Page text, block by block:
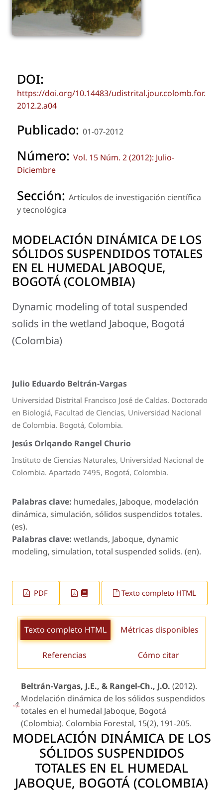
DOI:
https://doi.org/10.14483/udistrital.jour.colomb.for.
2012.2.a04
Publicado: 01-07-2012
Número: Vol. 15 Núm. 2 (2012): Julio-
Diciembre
Sección: Artículos de investigación científica
y tecnológica
MODELACIÓN DINÁMICA DE LOS
SÓLIDOS SUSPENDIDOS TOTALES
EN EL HUMEDAL JABOQUE,
BOGOTÁ (COLOMBIA)
Dynamic modeling of total suspended
solids in the wetland Jaboque, Bogotá
(Colombia)
Julio Eduardo Beltrán-Vargas
Universidad Distrital Francisco José de Caldas. Doctorado
en Biologiá, Facultad de Ciencias, Universidad Nacional
de Colombia. Bogotá, Colombia.
Jesús Orlqando Rangel Churio
Instituto de Ciencias Naturales, Universidad Nacional de
Colombia. Apartado 7495, Bogotá, Colombia.
Palabras clave: humedales, Jaboque, modelación
dinámica, simulación, sólidos suspendidos totales.
(es).
Palabras clave: wetlands, Jaboque, dynamic
modeling, simulation, total suspended solids. (en).
PDF Texto completo HTML
Texto completo HTML Métricas disponibles
Referencias Cómo citar
Beltrán-Vargas, J.E., & Rangel-Ch., J.O. (2012).
Modelación dinámica de los sólidos suspendidos
totales en el humedal Jaboque, Bogotá
(Colombia). Colombia Forestal, 15(2), 191-205.
MODELACIÓN DINÁMICA DE LOS
SÓLIDOS SUSPENDIDOS
TOTALES EN EL HUMEDAL
JABOQUE, BOGOTÁ (COLOMBIA)